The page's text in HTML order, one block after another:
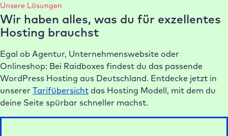
Unsere Lösungen
Wir haben alles, was du für exzellentes
Hosting brauchst
Egal ob Agentur, Unternehmenswebsite oder
Onlineshop: Bei Raidboxes findest du das passende
WordPress Hosting aus Deutschland. Entdecke jetzt in
unserer Tarifübersicht das Hosting Modell, mit dem du
deine Seite spürbar schneller machst.